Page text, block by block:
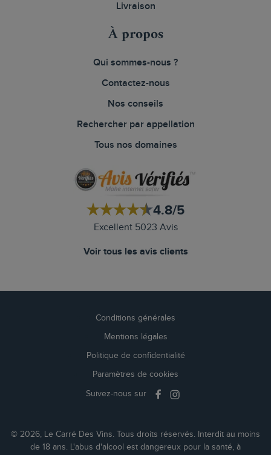
Livraison
À propos
Qui sommes-nous ?
Contactez-nous
Nos conseils
Rechercher par appellation
Tous nos domaines
4.8/5
Excellent 5023 Avis
Voir tous les avis clients
Conditions générales
Mentions légales
Politique de confidentialité
Paramètres de cookies
Suivez-nous sur
© 2026, Le Carré Des Vins. Tous droits réservés. Interdit au moins
de 18 ans. L'abus d'alcool est dangereux pour la santé, à